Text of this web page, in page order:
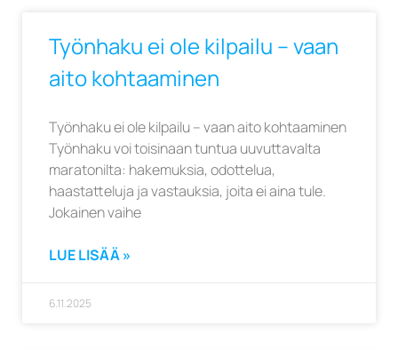
Työnhaku ei ole kilpailu – vaan
aito kohtaaminen
Työnhaku ei ole kilpailu – vaan aito kohtaaminen
Työnhaku voi toisinaan tuntua uuvuttavalta
maratonilta: hakemuksia, odottelua,
haastatteluja ja vastauksia, joita ei aina tule.
Jokainen vaihe
LUE LISÄÄ »
6.11.2025